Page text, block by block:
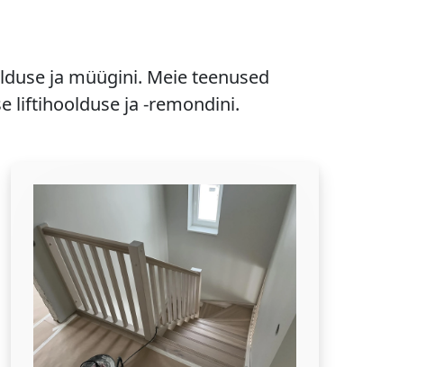
ja müügini. Meie teenused
liftihoolduse ja -remondini.